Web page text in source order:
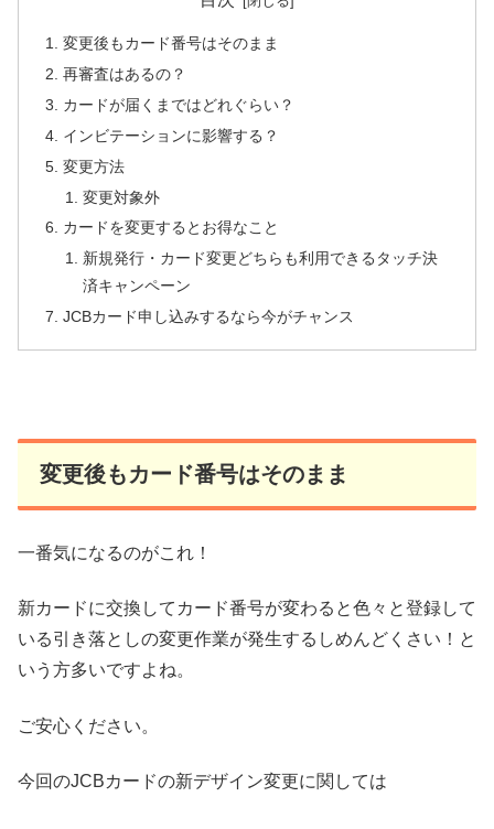
変更後もカード番号はそのまま
再審査はあるの？
カードが届くまではどれぐらい？
インビテーションに影響する？
変更方法
変更対象外
カードを変更するとお得なこと
新規発行・カード変更どちらも利用できるタッチ決
済キャンペーン
JCBカード申し込みするなら今がチャンス
変更後もカード番号はそのまま
一番気になるのがこれ！
新カードに交換してカード番号が変わると色々と登録して
いる引き落としの変更作業が発生するしめんどくさい！と
いう方多いですよね。
ご安心ください。
今回のJCBカードの新デザイン変更に関しては